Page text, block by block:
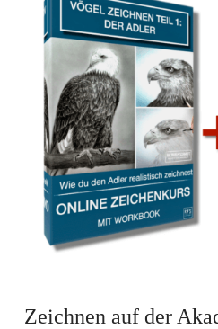
Zeichnen auf der